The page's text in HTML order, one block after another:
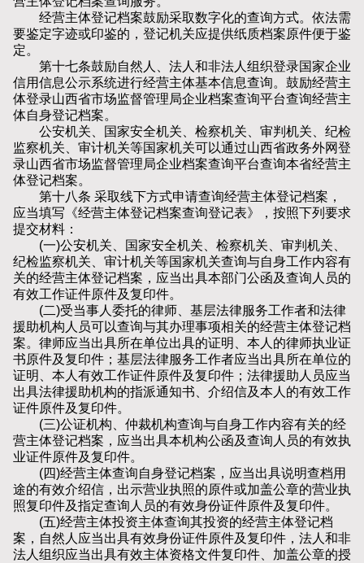
经营主体登记档案鼓励采取数字化的查询方式。依法需
要鉴定字迹或印鉴的，登记机关应提供纸质档案原件便于鉴
定。
第十七条鼓励自然人、法人和非法人组织登录国家企业
信用信息公示系统进行经营主体基本信息查询。鼓励经营主
体登录山西省市场监督管理局企业档案查询平台查询经营主
体自身登记档案。
公安机关、国家安全机关、检察机关、审判机关、纪检
监察机关、审计机关等国家机关可以通过山西省政务外网登
录山西省市场监督管理局企业档案查询平台查询本省经营主
体登记档案。
第十八条 采取线下方式申请查询经营主体登记档案，
应当填写《经营主体登记档案查询登记表》，按照下列要求
提交材料：
(一)公安机关、国家安全机关、检察机关、审判机关、
纪检监察机关、审计机关等国家机关查询与自身工作内容有
关的经营主体登记档案，应当出具本部门公函及查询人员的
有效工作证件原件及复印件。
(二)受当事人委托的律师、基层法律服务工作者和法律
援助机构人员可以查询与其办理事项相关的经营主体登记档
案。律师应当出具所在单位出具的证明、本人的律师执业证
书原件及复印件；基层法律服务工作者应当出具所在单位的
证明、本人有效工作证件原件及复印件；法律援助人员应当
出具法律援助机构的指派通知书、介绍信及本人的有效工作
证件原件及复印件。
(三)公证机构、仲裁机构查询与自身工作内容有关的经
营主体登记档案，应当出具本机构公函及查询人员的有效执
业证件原件及复印件。
(四)经营主体查询自身登记档案，应当出具说明查档用
途的有效介绍信，出示营业执照的原件或加盖公章的营业执
照复印件及指定查询人员的有效身份证件原件及复印件。
(五)经营主体投资主体查询其投资的经营主体登记档
案，自然人应当出具有效身份证件原件及复印件，法人和非
法人组织应当出具有效主体资格文件复印件、加盖公章的授